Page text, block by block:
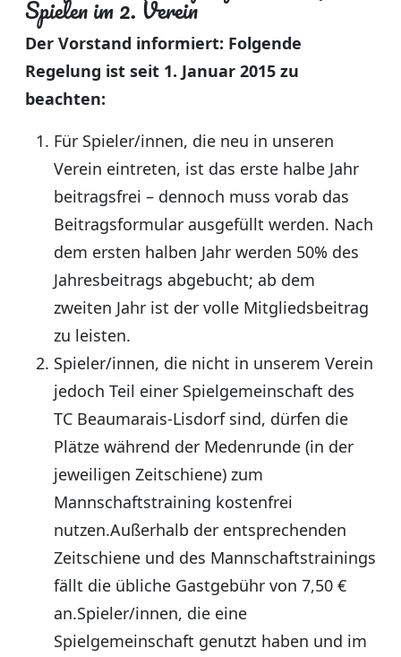
Spielen im 2. Verein
Der Vorstand informiert: Folgende
Regelung ist seit 1. Januar 2015 zu
beachten:
Für Spieler/innen, die neu in unseren
Verein eintreten, ist das erste halbe Jahr
beitragsfrei – dennoch muss vorab das
Beitragsformular ausgefüllt werden. Nach
dem ersten halben Jahr werden 50% des
Jahresbeitrags abgebucht; ab dem
zweiten Jahr ist der volle Mitgliedsbeitrag
zu leisten.
Spieler/innen, die nicht in unserem Verein
jedoch Teil einer Spielgemeinschaft des
TC Beaumarais-Lisdorf sind, dürfen die
Plätze während der Medenrunde (in der
jeweiligen Zeitschiene) zum
Mannschaftstraining kostenfrei
nutzen.Außerhalb der entsprechenden
Zeitschiene und des Mannschaftstrainings
fällt die übliche Gastgebühr von 7,50 €
an.Spieler/innen, die eine
Spielgemeinschaft genutzt haben und im